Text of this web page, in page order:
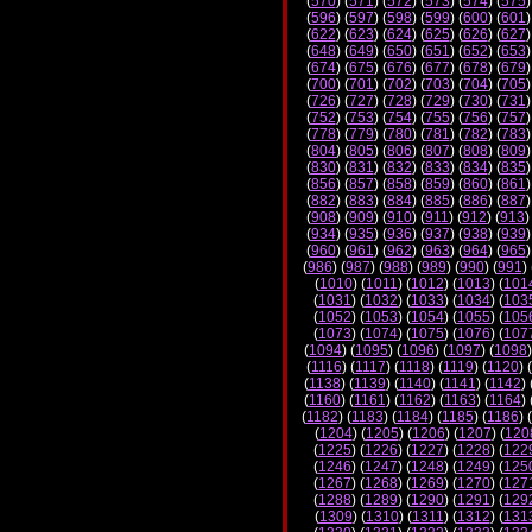
(596) (597) (598) (599) (600) (601
(622) (623) (624) (625) (626) (627
(648) (649) (650) (651) (652) (653
(674) (675) (676) (677) (678) (679
(700) (701) (702) (703) (704) (705
(726) (727) (728) (729) (730) (731
(752) (753) (754) (755) (756) (757
(778) (779) (780) (781) (782) (783
(804) (805) (806) (807) (808) (809
(830) (831) (832) (833) (834) (835
(856) (857) (858) (859) (860) (861
(882) (883) (884) (885) (886) (887
(908) (909) (910) (911) (912) (913)
(934) (935) (936) (937) (938) (939
(960) (961) (962) (963) (964) (965
(986) (987) (988) (989) (990) (991)
(1010) (1011) (1012) (1013) (
(1031) (1032) (1033) (1034) (
(1052) (1053) (1054) (1055) (
(1073) (1074) (1075) (1076) (
(1094) (1095) (1096) (1097) (1098
(1116) (1117) (1118) (1119) (1120) (
(1138) (1139) (1140) (1141) (1142)
(1160) (1161) (1162) (1163) (1164)
(1182) (1183) (1184) (1185) (1186) (
(1204) (1205) (1206) (1207) (
(1225) (1226) (1227) (1228) (
(1246) (1247) (1248) (1249) (
(1267) (1268) (1269) (1270) (
(1288) (1289) (1290) (1291) (
(1309) (1310) (1311) (1312) (